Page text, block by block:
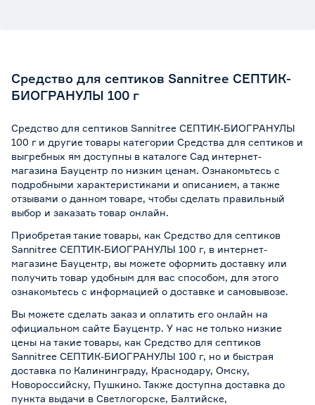
Средство для септиков Sannitree СЕПТИК-
БИОГРАНУЛЫ 100 г
Средство для септиков Sannitree СЕПТИК-БИОГРАНУЛЫ
100 г и другие товары категории Средства для септиков и
выгребных ям доступны в каталоге Сад интернет-
магазина Бауцентр по низким ценам. Ознакомьтесь с
подробными характеристиками и описанием, а также
отзывами о данном товаре, чтобы сделать правильный
выбор и заказать товар онлайн.
Приобретая такие товары, как Средство для септиков
Sannitree СЕПТИК-БИОГРАНУЛЫ 100 г, в интернет-
магазине Бауцентр, вы можете оформить доставку или
получить товар удобным для вас способом, для этого
ознакомьтесь с информацией о доставке и самовывозе.
Вы можете сделать заказ и оплатить его онлайн на
официальном сайте Бауцентр. У нас не только низкие
цены на такие товары, как Средство для септиков
Sannitree СЕПТИК-БИОГРАНУЛЫ 100 г, но и быстрая
доставка по Калининграду, Краснодару, Омску,
Новороссийску, Пушкино. Также доступна доставка до
пункта выдачи в Светлогорске, Балтийске,